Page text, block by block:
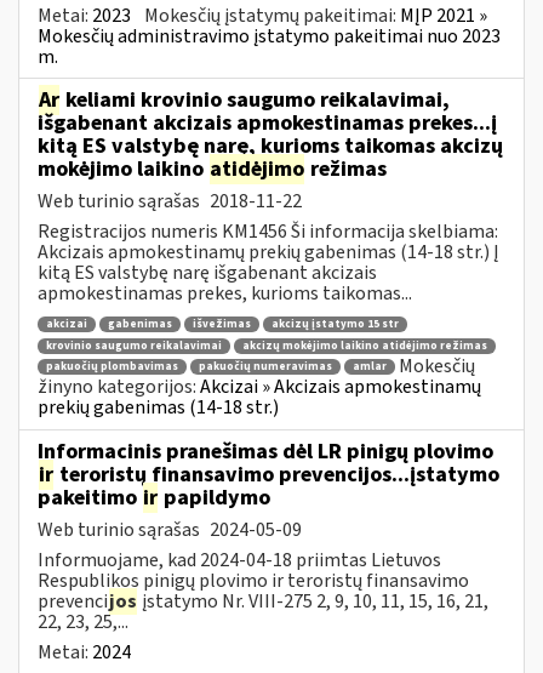
Metai: 2023 Mokesčių įstatymų pakeitimai: MĮP 2021 »
Mokesčių administravimo įstatymo pakeitimai nuo 2023
m.
Ar keliami krovinio saugumo reikalavimai,
išgabenant akcizais apmokestinamas prekes...į
kitą ES valstybę narę, kurioms taikomas akcizų
mokėjimo laikino atidėjimo režimas
Web turinio sąrašas 2018-11-22
Registracijos numeris KM1456 Ši informacija skelbiama:
Akcizais apmokestinamų prekių gabenimas (14-18 str.) Į
kitą ES valstybę narę išgabenant akcizais
apmokestinamas prekes, kurioms taikomas...
akcizai gabenimas išvežimas
akcizų įstatymo 15 str
krovinio saugumo reikalavimai
akcizų mokėjimo laikino atidėjimo režimas
pakuočių plombavimas
pakuočių numeravimas amlar
Mokesčių
žinyno kategorijos:Akcizai » Akcizais apmokestinamų
prekių gabenimas (14-18 str.)
Informacinis pranešimas dėl LR pinigų plovimo
ir teroristų finansavimo prevencijos...įstatymo
pakeitimo ir papildymo
Web turinio sąrašas 2024-05-09
Informuojame, kad 2024-04-18 priimtas Lietuvos
Respublikos pinigų plovimo ir teroristų finansavimo
prevencijos įstatymo Nr. VIII-275 2, 9, 10, 11, 15, 16, 21,
22, 23, 25,...
Metai: 2024